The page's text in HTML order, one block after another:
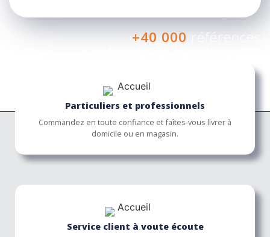
+40 000 références
Particuliers et professionnels
Commandez en toute confiance et faîtes-vous livrer à
domicile ou en magasin.
Service client à voute écoute